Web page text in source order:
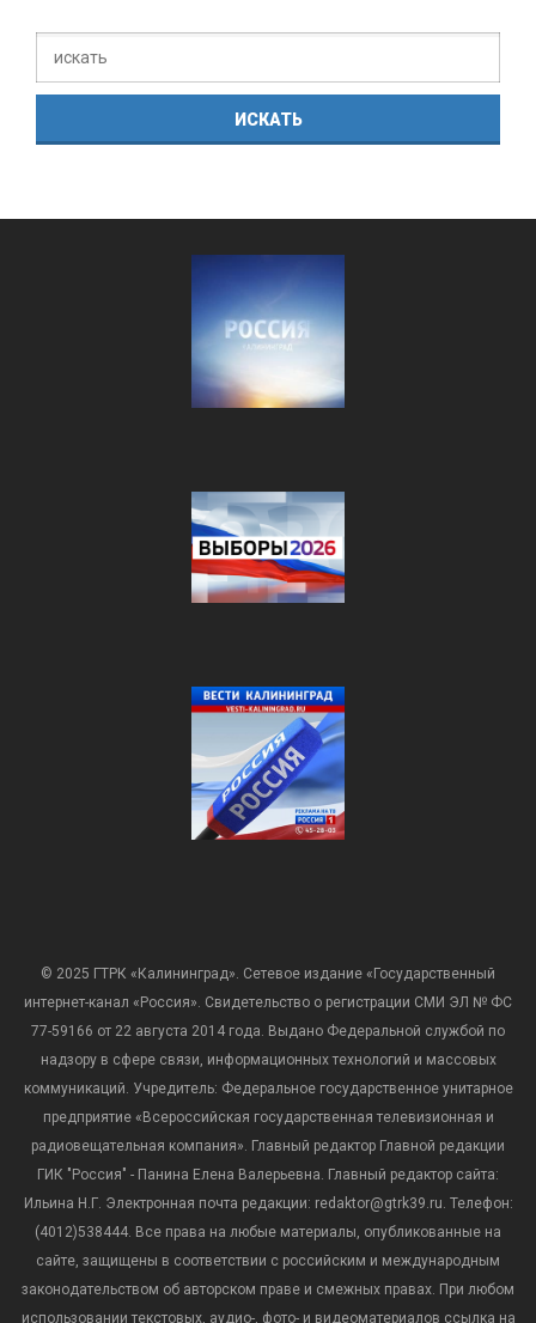
© 2025 ГТРК «Калининград». Сетевое издание «Государственный
интернет-канал «Россия». Свидетельство о регистрации СМИ ЭЛ № ФС
77-59166 от 22 августа 2014 года. Выдано Федеральной службой по
надзору в сфере связи, информационных технологий и массовых
коммуникаций. Учредитель: Федеральное государственное унитарное
предприятие «Всероссийская государственная телевизионная и
радиовещательная компания». Главный редактор Главной редакции
ГИК "Россия" - Панина Елена Валерьевна. Главный редактор сайта:
Ильина Н.Г. Электронная почта редакции: redaktor@gtrk39.ru. Телефон:
(4012)538444. Все права на любые материалы, опубликованные на
сайте, защищены в соответствии с российским и международным
законодательством об авторском праве и смежных правах. При любом
использовании текстовых, аудио-, фото- и видеоматериалов ссылка на